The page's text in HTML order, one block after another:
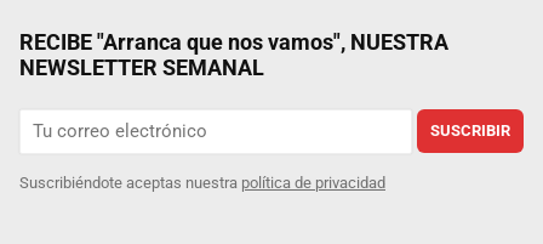
RECIBE "Arranca que nos vamos", NUESTRA
NEWSLETTER SEMANAL
SUSCRIBIR
Suscribiéndote aceptas nuestra política de privacidad